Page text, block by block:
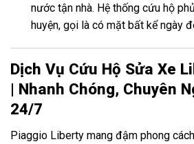
nước tận nhà. Hệ thống cứu hộ
huyện, gọi là có mặt bất kể ngày
Dịch Vụ Cứu Hộ Sửa Xe
| Nhanh Chóng, Chuyên
24/7
Piaggio Liberty mang đậm phong